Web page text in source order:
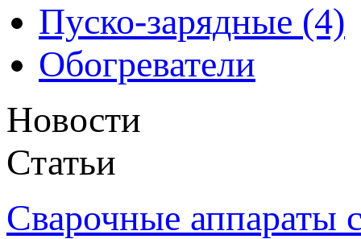
Пуско-зарядные (4)
Обогреватели
Новости
Статьи
Сварочные аппараты